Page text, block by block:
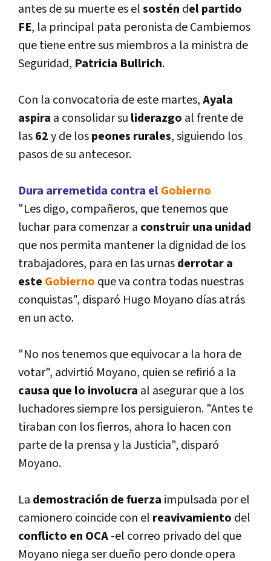
antes de su muerte es elsostén del partido
FE, la principal pata peronista de Cambiemos
que tiene entre sus miembros a la ministra de
Seguridad, Patricia Bullrich.
Con la convocatoria de este martes,Ayala
aspira a consolidar su liderazgo al frente de
las62y de lospeones rurales, siguiendo los
pasos de su antecesor.
Dura arremetida contra elGobierno
"Les digo, compañeros, que tenemos que
luchar para comenzar a construir una unidad
que nos permita mantener la dignidad de los
trabajadores, para en las urnasderrotar a
este Gobierno que va contra todas nuestras
conquistas", disparó Hugo Moyano dí­as atrás
en un acto.
"No nos tenemos que equivocar a la hora de
votar", advirtió Moyano, quien se refirió a la
causa que lo involucra al asegurar que a los
luchadores siempre los persiguieron. "Antes te
tiraban con los fierros, ahora lo hacen con
parte de la prensa y la Justicia", disparó
Moyano.
La demostración de fuerza impulsada por el
camionero coincide con el reavivamiento del
conflicto en OCA-el correo privado del que
Moyano niega ser dueño pero donde opera